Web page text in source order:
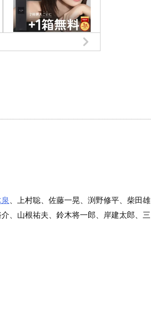
、上村聡、佐藤一晃、渕野修平、柴田雄
、山根祐夫、鈴木将一郎、岸建太郎、三